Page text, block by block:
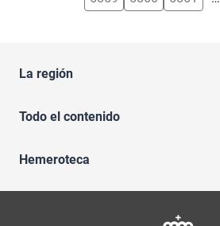
La región
Todo el contenido
Hemeroteca